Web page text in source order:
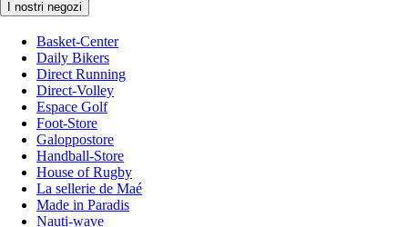
I nostri negozi
Basket-Center
Daily Bikers
Direct Running
Direct-Volley
Espace Golf
Foot-Store
Galoppostore
Handball-Store
House of Rugby
La sellerie de Maé
Made in Paradis
Nauti-wave